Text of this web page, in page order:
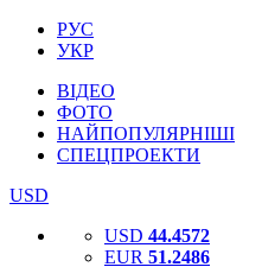
РУС
УКР
ВІДЕО
ФОТО
НАЙПОПУЛЯРНІШІ
СПЕЦПРОЕКТИ
USD
USD 44.4572
EUR 51.2486